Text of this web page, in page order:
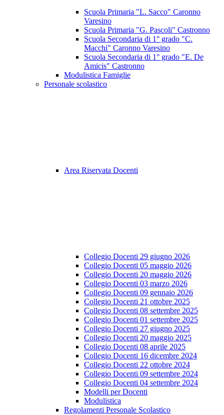
Scuola Primaria "L. Sacco" Caronno
Varesino
Scuola Primaria "G. Pascoli" Castronno
Scuola Secondaria di 1° grado "C.
Macchi" Caronno Varesino
Scuola Secondaria di 1° grado "E. De
Amicis" Castronno
Modulistica Famiglie
Personale scolastico
Area Riservata Docenti
Collegio Docenti 29 giugno 2026
Collegio Docenti 05 maggio 2026
Collegio Docenti 20 maggio 2026
Collegio Docenti 03 marzo 2026
Collegio Docenti 09 gennaio 2026
Collegio Docenti 21 ottobre 2025
Collegio Docenti 08 settembre 2025
Collegio Docenti 01 settembre 2025
Collegio Docenti 27 giugno 2025
Collegio Docenti 20 maggio 2025
Collegio Docenti 08 aprile 2025
Collegio Docenti 16 dicembre 2024
Collegio Docenti 22 ottobre 2024
Collegio Docenti 09 settembre 2024
Collegio Docenti 04 settembre 2024
Modelli per Docenti
Modulistica
Regolamenti Personale Scolastico